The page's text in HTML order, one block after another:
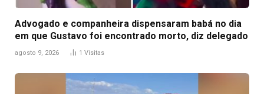
Advogado e companheira dispensaram babá no dia
em que Gustavo foi encontrado morto, diz delegado
agosto 9, 2026 1 Visitas